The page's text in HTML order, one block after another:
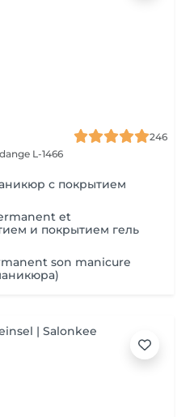
246
L-1466
с покрытием
et
и покрытием гель
son manicure